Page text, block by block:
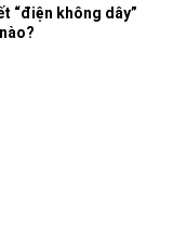
“điện không dây”